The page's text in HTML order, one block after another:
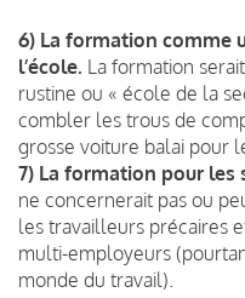
6) La formation comme
l’école. La formation
rustine ou « école de la
combler les trous de
grosse voiture balai pour
7) La formation pour les
ne concernerait pas ou
les travailleurs précaires
multi-employeurs
monde du travail).